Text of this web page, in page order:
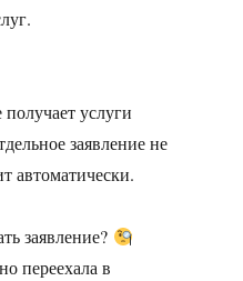
услуги
заявление не
автоматически.
заявление?
переехала в